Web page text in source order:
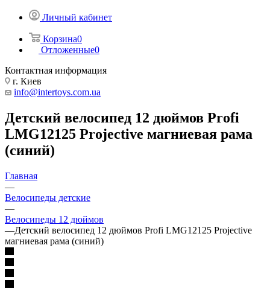
Личный кабинет
Корзина0
Отложенные0
Контактная информация
г. Киев
info@intertoys.com.ua
Детский велосипед 12 дюймов Profi
LMG12125 Projective магниевая рама
(синий)
Главная
—
Велосипеды детские
—
Велосипеды 12 дюймов
—Детский велосипед 12 дюймов Profi LMG12125 Projective
магниевая рама (синий)